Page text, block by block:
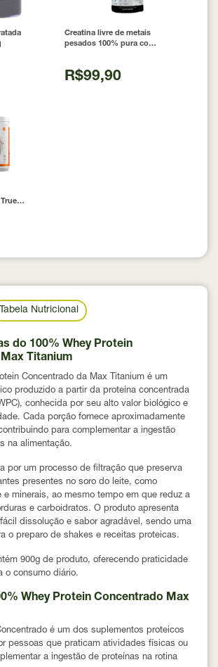
Creatina livre de metais
pesados 100% pura com
R$99,90
Tabela Nutricional
do 100% Whey Protein
Titanium
Concentrado da Max Titanium é um
produzido a partir da proteína concentrada
conhecida por seu alto valor biológico e
Cada porção fornece aproximadamente
para complementar a ingestão
na alimentação.
por um processo de filtração que preserva
presentes no soro do leite, como
e minerais, ao mesmo tempo em que reduz a
e carboidratos. O produto apresenta
dissolução e sabor agradável, sendo uma
o preparo de shakes e receitas proteicas.
900g de produto, oferecendo praticidade
o consumo diário.
Whey Protein Concentrado Max
é um dos suplementos proteicos
pessoas que praticam atividades físicas ou
a ingestão de proteínas na rotina